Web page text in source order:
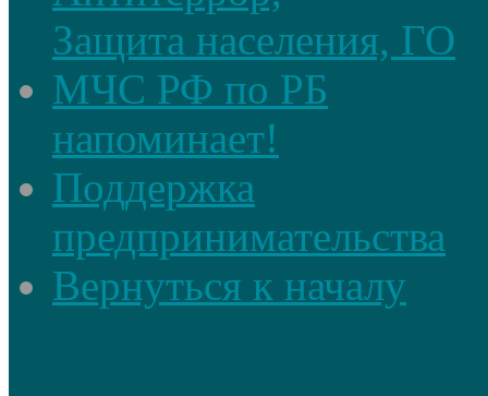
Защита населения, ГО
МЧС РФ по РБ
напоминает!
Поддержка
предпринимательства
Вернуться к началу